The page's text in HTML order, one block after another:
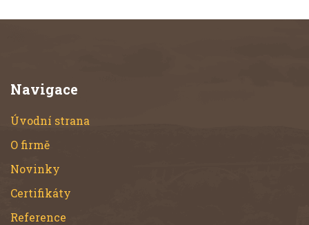
Navigace
Úvodní strana
O firmě
Novinky
Certifikáty
Reference